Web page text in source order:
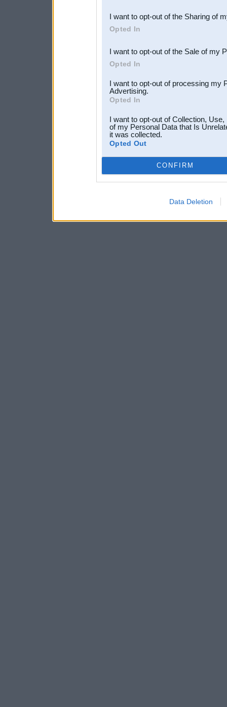
Downstream Participants
third parties.
I want to opt-out of the Sharing of
Opted In
I want to opt-out of the Sale of my
Opted In
I want to opt-out of processing my
Advertising.
Opted In
I want to opt-out of Collection,
of my Personal Data that Is
it was collected.
Opted Out
CONFIRM
Data Deletion